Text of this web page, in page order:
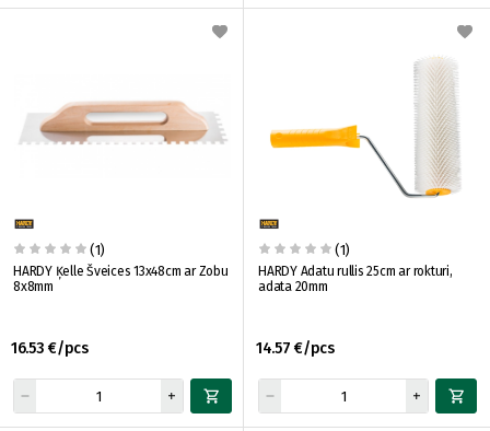
(1)
HARDY Ķelle Šveices 13x48cm ar Zobu
8x8mm
16.53 €/pcs
(1)
HARDY Adatu rullis 25cm ar rokturi,
adata 20mm
14.57 €/pcs